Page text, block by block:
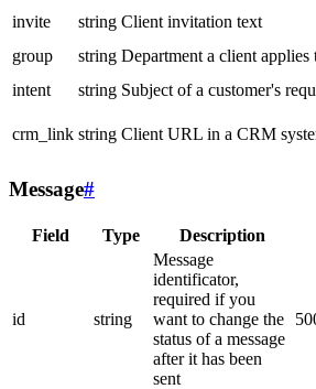
invite
string Client invitation text
group
string Department a client applies
intent
string Subject of a customer's
crm_link string Client URL in a CRM
Message#
Field Type Description
id string
Message
identificator,
required if you
want to change the
status of a message
after it has been
sent